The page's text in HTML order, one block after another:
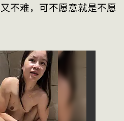
不难，可不愿意就是不愿